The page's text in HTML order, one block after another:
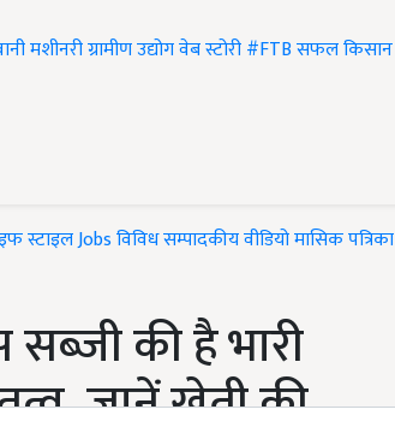
मशीनरीग्रामीण उद्योगवेब स्टोरी#FTBसफल किसान
स्टाइलJobsविविधसम्पादकीयवीडियोमासिक पत्रिका
की है भारी
जानें खेती की